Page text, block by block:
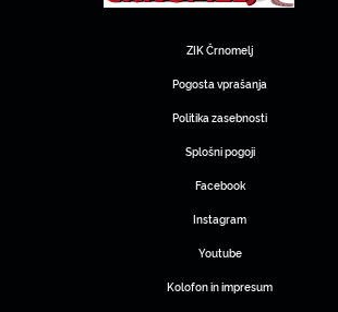
ZIK Črnomelj
Pogosta vprašanja
Politika zasebnosti
Splošni pogoji
Facebook
Instagram
Youtube
Kolofon in impresum